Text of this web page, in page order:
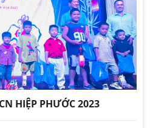
HIỆP PHƯỚC 2023